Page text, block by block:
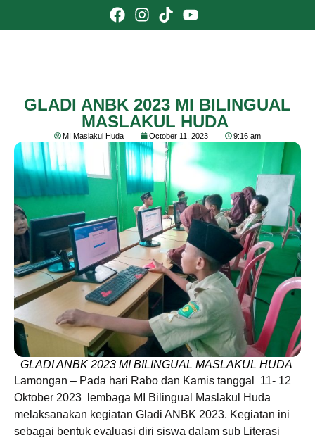
GLADI ANBK 2023 MI BILINGUAL
MASLAKUL HUDA
MI Maslakul Huda October 11, 2023 9:16 am
GLADI ANBK 2023 MI BILINGUAL MASLAKUL HUDA
Lamongan – Pada hari Rabo dan Kamis tanggal 11- 12
Oktober 2023 lembaga MI Bilingual Maslakul Huda
melaksanakan kegiatan Gladi ANBK 2023. Kegiatan ini
sebagai bentuk evaluasi diri siswa dalam sub Literasi